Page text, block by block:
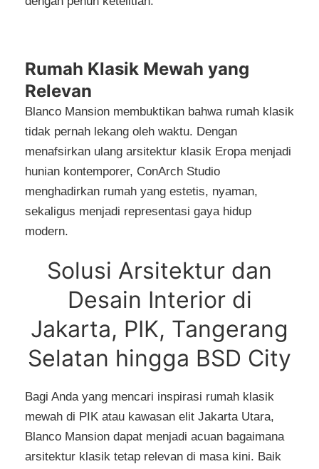
Rumah Klasik Mewah yang
Relevan
Blanco Mansion membuktikan bahwa rumah klasik
tidak pernah lekang oleh waktu. Dengan
menafsirkan ulang arsitektur klasik Eropa menjadi
hunian kontemporer, ConArch Studio
menghadirkan rumah yang estetis, nyaman,
sekaligus menjadi representasi gaya hidup
modern.
Solusi Arsitektur dan
Desain Interior di
Jakarta, PIK, Tangerang
Selatan hingga BSD City
Bagi Anda yang mencari inspirasi rumah klasik
mewah di PIK atau kawasan elit Jakarta Utara,
Blanco Mansion dapat menjadi acuan bagaimana
arsitektur klasik tetap relevan di masa kini. Baik